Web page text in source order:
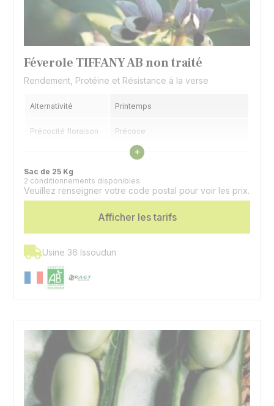
Féverole TIFFANY AB non traité
Rendement, Protéine et Résistance à la verse
Alternativité Printemps
Précocité floraison Précoce
Basse teneur en vicine convicine
Voir les caractéristiques
+
Sac de 25 Kg
2 conditionnements disponibles
Veuillez renseigner votre code postal pour voir les prix.
Afficher les tarifs
Usine 36 Issoudun